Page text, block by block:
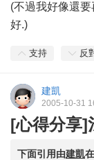
(不過我好像還
好.)
支持 反
建凱
2005-10-31
[心得分享]
下面引用由建凱在